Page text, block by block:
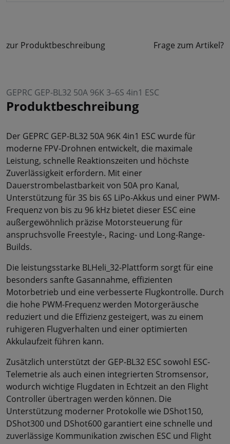
zur Produktbeschreibung Frage zum Artikel?
GEPRC GEP-BL32 50A 96K 3–6S 4in1 ESC
Produktbeschreibung
Der GEPRC GEP-BL32 50A 96K 4in1 ESC wurde für
moderne FPV-Drohnen entwickelt, die maximale
Leistung, schnelle Reaktionszeiten und höchste
Zuverlässigkeit erfordern. Mit einer
Dauerstrombelastbarkeit von 50A pro Kanal,
Unterstützung für 3S bis 6S LiPo-Akkus und einer PWM-
Frequenz von bis zu 96 kHz bietet dieser ESC eine
außergewöhnlich präzise Motorsteuerung für
anspruchsvolle Freestyle-, Racing- und Long-Range-
Builds.
Die leistungsstarke BLHeli_32-Plattform sorgt für eine
besonders sanfte Gasannahme, effizienten
Motorbetrieb und eine verbesserte Flugkontrolle. Durch
die hohe PWM-Frequenz werden Motorgeräusche
reduziert und die Effizienz gesteigert, was zu einem
ruhigeren Flugverhalten und einer optimierten
Akkulaufzeit führen kann.
Zusätzlich unterstützt der GEP-BL32 ESC sowohl ESC-
Telemetrie als auch einen integrierten Stromsensor,
wodurch wichtige Flugdaten in Echtzeit an den Flight
Controller übertragen werden können. Die
Unterstützung moderner Protokolle wie DShot150,
DShot300 und DShot600 garantiert eine schnelle und
zuverlässige Kommunikation zwischen ESC und Flight